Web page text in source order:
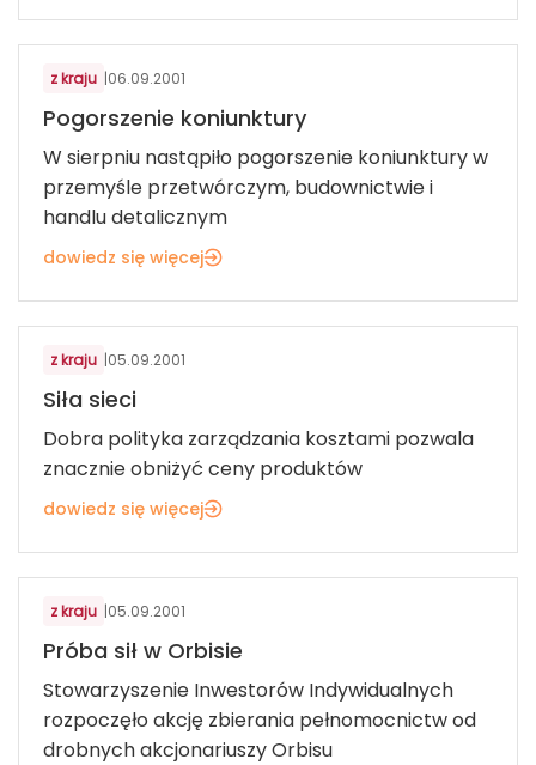
z kraju |06.09.2001
Pogorszenie koniunktury
W sierpniu nastąpiło pogorszenie koniunktury w
przemyśle przetwórczym, budownictwie i
handlu detalicznym
dowiedz się więcej
z kraju |05.09.2001
Siła sieci
Dobra polityka zarządzania kosztami pozwala
znacznie obniżyć ceny produktów
dowiedz się więcej
z kraju |05.09.2001
Próba sił w Orbisie
Stowarzyszenie Inwestorów Indywidualnych
rozpoczęło akcję zbierania pełnomocnictw od
drobnych akcjonariuszy Orbisu